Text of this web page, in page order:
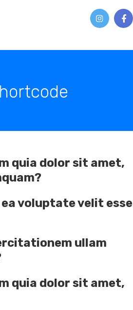
quia dolor sit amet,
voluptate velit esse
ullam
quia dolor sit amet,